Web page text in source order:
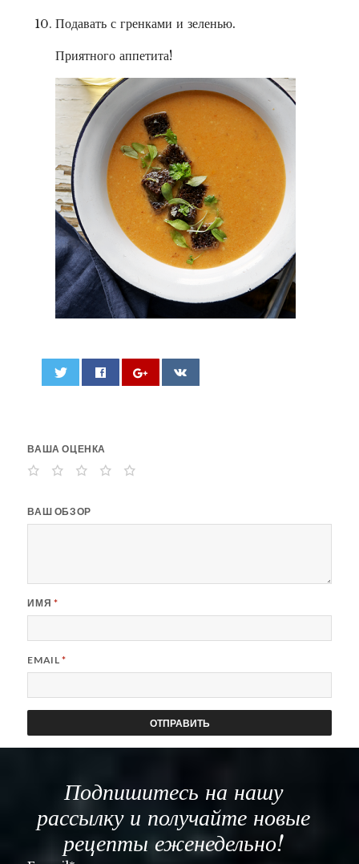
Подавать с гренками и зеленью.
Приятного аппетита!
ВАША ОЦЕНКА
ВАШ ОБЗОР
ИМЯ *
EMAIL*
Подпишитесь на нашу
рассылку и получайте новые
рецепты еженедельно!